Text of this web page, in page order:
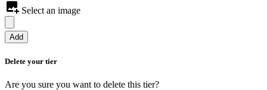
Select an image
Add
Delete your tier
Are you sure you want to delete this tier?